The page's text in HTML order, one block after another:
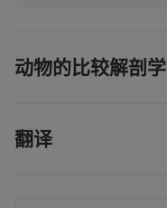
动物的比较解剖学
翻译